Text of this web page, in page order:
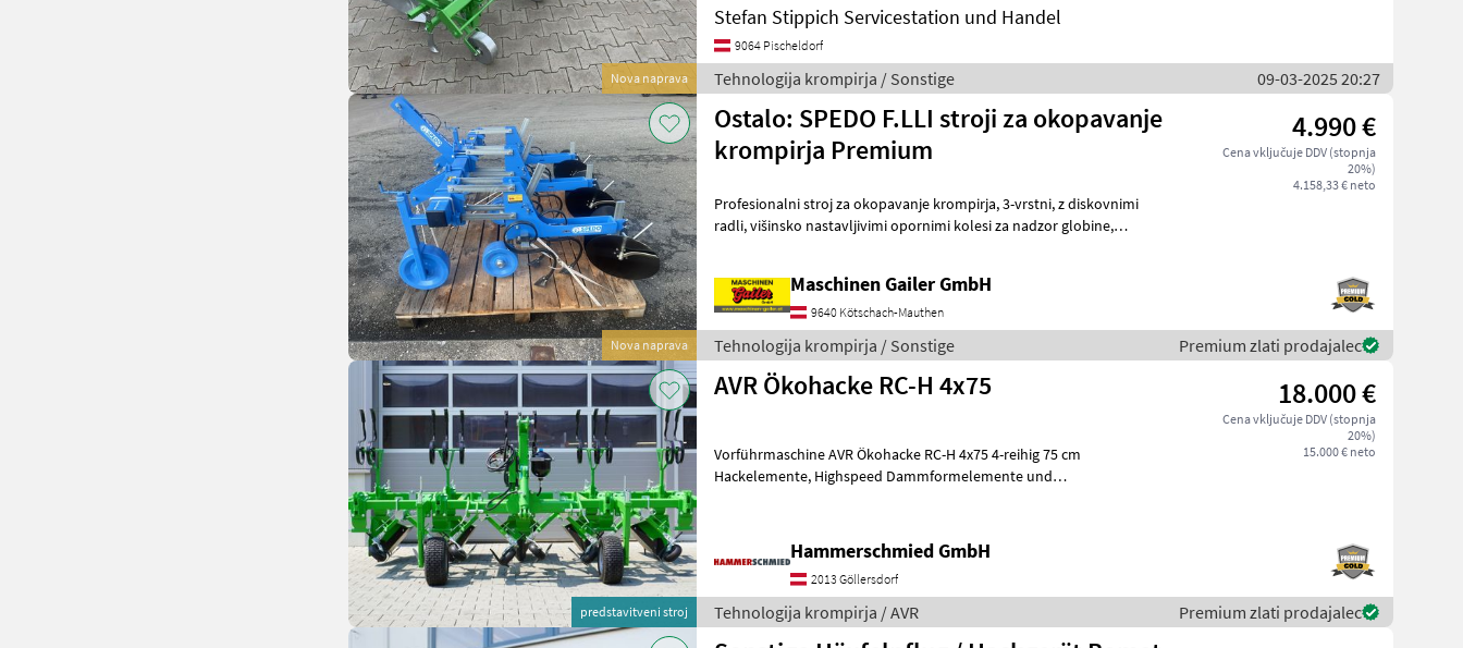
Nova naprava
Stefan Stippich Servicestation und Handel
9064 Pischeldorf
Tehnologija krompirja / Sonstige 09-03-2025 20:27
Nova naprava
Ostalo: SPEDO F.LLI stroji za okopavanje
krompirja Premium
4.990 €
Cena vključuje DDV (stopnja
20%)
4.158,33 € neto
Profesionalni stroj za okopavanje krompirja, 3-vrstni, z diskovnimi
radli, višinsko nastavljivimi opornimi kolesi za nadzor globine,
Maschinen Gailer GmbH
9640 Kötschach-Mauthen
Tehnologija krompirja / Sonstige Premium zlati prodajalec
predstavitveni stroj
AVR Ökohacke RC-H 4x75 18.000 €
Cena vključuje DDV (stopnja
20%)
15.000 € neto
Vorführmaschine AVR Ökohacke RC-H 4x75 4-reihig 75 cm
Hackelemente, Highspeed Dammformelemente und
Hammerschmied GmbH
2013 Göllersdorf
Tehnologija krompirja / AVR Premium zlati prodajalec